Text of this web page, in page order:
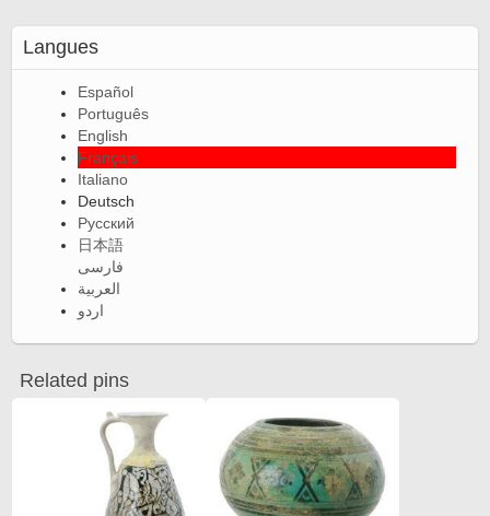
Langues
Español
Português
English
Français
Italiano
Deutsch
Русский
日本語
فارسی
العربية
اردو
Related pins